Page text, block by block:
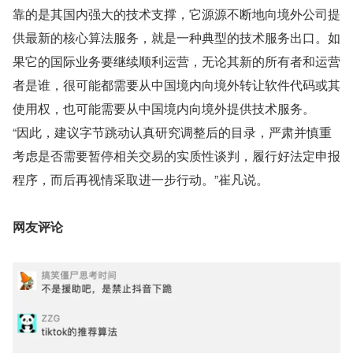
靠的是其国内强大的技术支撑，它源源不断地向境外公司提
供最新的核心算法服务，就是一种典型的技术服务出口。如
果它的国际业务要继续顺利运营，无论其新的所有者和运营
者是谁，很可能都需要从中国境内向境外转让软件代码或其
使用权，也可能需要从中国境内向境外提供技术服务。
“因此，建议字节跳动认真研究调整后的目录，严肃并慎重
考虑是否需要暂停相关交易的实质性谈判，履行好法定申报
程序，而后再视情采取进一步行动。”崔凡说。
网友评论